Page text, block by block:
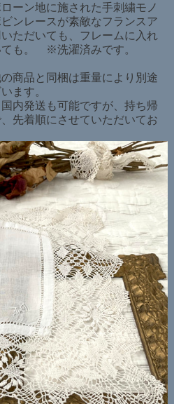
ーン地に施された手刺繍モノ
ンレースが素敵なフランスア
ただいても、フレームに入れ
ても。 ※洗濯済みです。
商品と同梱は重量により別途
ます。
内発送も可能ですが、持ち帰
先着順にさせていただいてお